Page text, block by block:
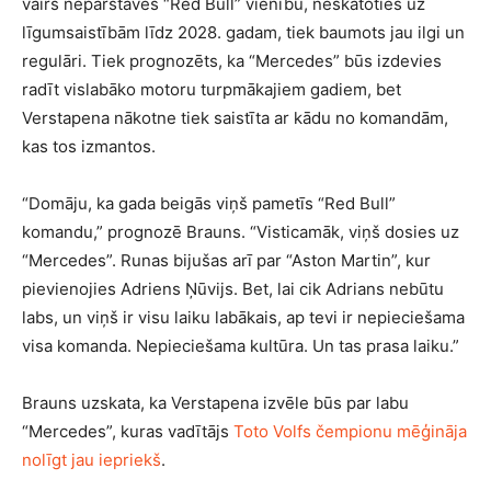
vairs nepārstāvēs “Red Bull” vienību, neskatoties uz
līgumsaistībām līdz 2028. gadam, tiek baumots jau ilgi un
regulāri. Tiek prognozēts, ka “Mercedes” būs izdevies
radīt vislabāko motoru turpmākajiem gadiem, bet
Verstapena nākotne tiek saistīta ar kādu no komandām,
kas tos izmantos.
“Domāju, ka gada beigās viņš pametīs “Red Bull”
komandu,” prognozē Brauns. “Visticamāk, viņš dosies uz
“Mercedes”. Runas bijušas arī par “Aston Martin”, kur
pievienojies Adriens Ņūvijs. Bet, lai cik Adrians nebūtu
labs, un viņš ir visu laiku labākais, ap tevi ir nepieciešama
visa komanda. Nepieciešama kultūra. Un tas prasa laiku.”
Brauns uzskata, ka Verstapena izvēle būs par labu
“Mercedes”, kuras vadītājs Toto Volfs čempionu mēģināja
nolīgt jau iepriekš.